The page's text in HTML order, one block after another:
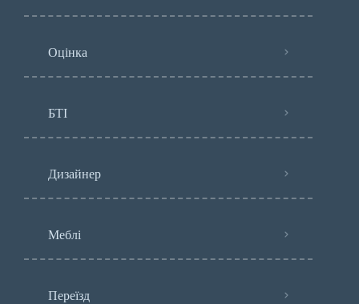
Оцінка
БТІ
Дизайнер
Меблі
Переїзд